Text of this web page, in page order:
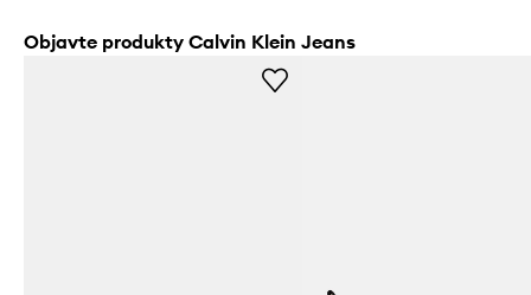
Objavte produkty Calvin Klein Jeans